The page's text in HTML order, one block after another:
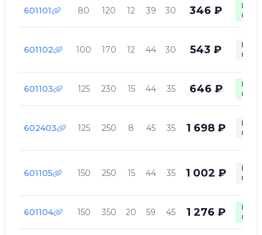
601101 80 120 12 39 30 346 ₽
В
601102 100 170 12 44 30 543 ₽
Нет в
601103 125 230 15 44 35 646 ₽
В
602403 125 250 8 45 35 1 698 ₽
Нет в
601105 150 250 15 44 35 1 002 ₽
Нет в
601104 150 350 20 59 45 1 276 ₽
В